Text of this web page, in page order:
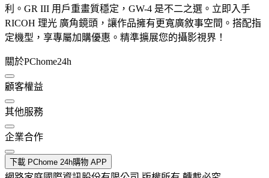
利。GR III 用戶重畫質穩定，GW-4 是不二之選。立即入手
RICOH 理光 廣角鏡頭，讓作品擁有更寬廣敘事空間。搭配指
定機型，享專屬加購優惠。精準擴展您的攝影視界！
關於PChome24h
顧客權益
其他服務
企業合作
下載 PChome 24h購物 APP